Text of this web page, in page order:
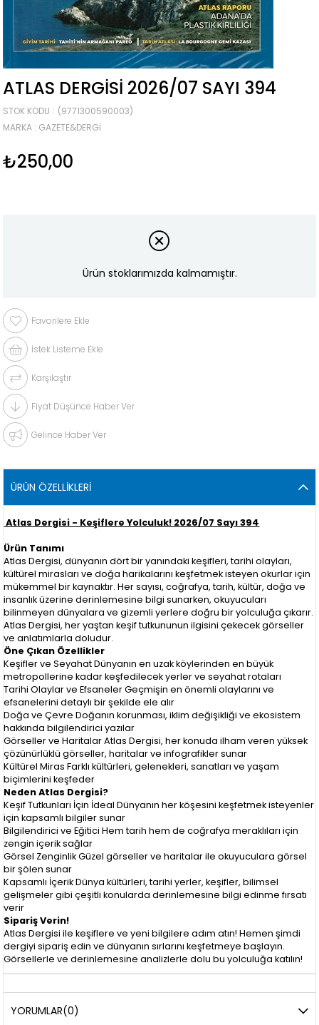
ATLAS DERGISI 2026/07 SAYI 394
STOK KODU
(9771300590003)
MARKA : GAZETE&DERGI
₺250,00
Ürün stoklarımızda kalmamıştır.
Favorilere Ekle
İstek Listeme Ekle
Karşılaştır
Fiyat Düşünce Haber Ver
Gelince Haber Ver
ÜRÜN ÖZELLIKLERI
Atlas Dergisi - Keşiflere Yolculuk! 2026/07 Sayı 394
Ürün Tanımı
Atlas Dergisi, dünyanın dört bir yanındaki keşifleri, tarihi olayları,
kültürel mirasları ve doğa harikalarını keşfetmek isteyen okurlar için
mükemmel bir kaynaktır. Her sayısı, coğrafya, tarih, kültür, doğa ve
insanlık üzerine derinlemesine bilgi sunarken, okuyucuları
bilinmeyen dünyalara ve gizemli yerlere doğru bir yolculuğa çıkarır.
Atlas Dergisi, her yaştan keşif tutkununun ilgisini çekecek görseller
ve anlatımlarla doludur.
Öne Çıkan Özellikler
Keşifler ve Seyahat Dünyanın en uzak köylerinden en büyük
metropollerine kadar keşfedilecek yerler ve seyahat rotaları
Tarihi Olaylar ve Efsaneler Geçmişin en önemli olaylarını ve
efsanelerini detaylı bir şekilde ele alır
Doğa ve Çevre Doğanın korunması, iklim değişikliği ve ekosistem
hakkında bilgilendirici yazılar
Görseller ve Haritalar Atlas Dergisi, her konuda ilham veren yüksek
çözünürlüklü görseller, haritalar ve infografikler sunar
Kültürel Miras Farklı kültürleri, gelenekleri, sanatları ve yaşam
biçimlerini keşfeder
Neden Atlas Dergisi?
Keşif Tutkunları İçin İdeal Dünyanın her köşesini keşfetmek isteyenler
için kapsamlı bilgiler sunar
Bilgilendirici ve Eğitici Hem tarih hem de coğrafya meraklıları için
zengin içerik sağlar
Görsel Zenginlik Güzel görseller ve haritalar ile okuyuculara görsel
bir şölen sunar
Kapsamlı İçerik Dünya kültürleri, tarihi yerler, keşifler, bilimsel
gelişmeler gibi çeşitli konularda derinlemesine bilgi edinme fırsatı
verir
Sipariş Verin!
Atlas Dergisi ile keşiflere ve yeni bilgilere adım atın! Hemen şimdi
dergiyi sipariş edin ve dünyanın sırlarını keşfetmeye başlayın.
Görsellerle ve derinlemesine analizlerle dolu bu yolculuğa katılın!
YORUMLAR(0)